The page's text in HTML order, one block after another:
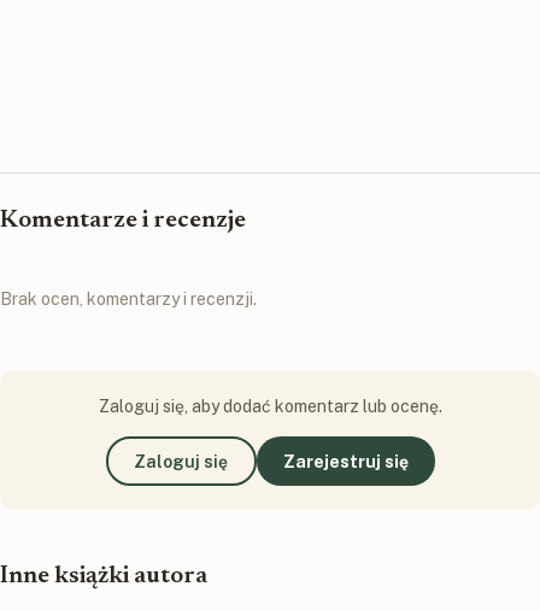
Komentarze i recenzje
Brak ocen, komentarzy i recenzji.
Zaloguj się, aby dodać komentarz lub ocenę.
Zaloguj się Zarejestruj się
Inne książki autora